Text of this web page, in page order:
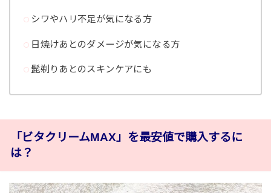
シワやハリ不足が気になる方
日焼けあとのダメージが気になる方
髭剃りあとのスキンケアにも
「ビタクリームMAX」を最安値で購入するに
は？